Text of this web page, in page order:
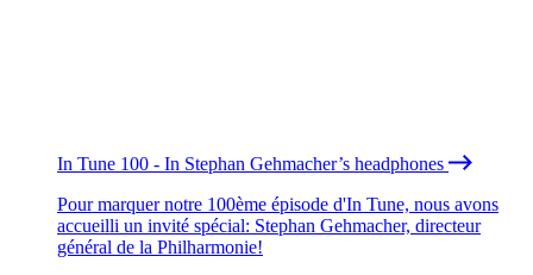
In Tune 100 - In Stephan Gehmacher’s headphones
Pour marquer notre 100ème épisode d'In Tune, nous avons
accueilli un invité spécial: Stephan Gehmacher, directeur
général de la Philharmonie!